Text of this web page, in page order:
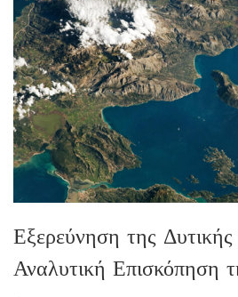
Εξερεύνηση της
Αναλυτική Επισκόπηση